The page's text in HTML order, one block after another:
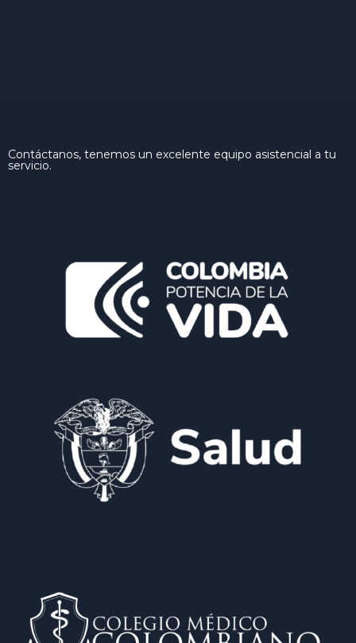
Contáctanos, tenemos un excelente equipo asistencial a tu
servicio.